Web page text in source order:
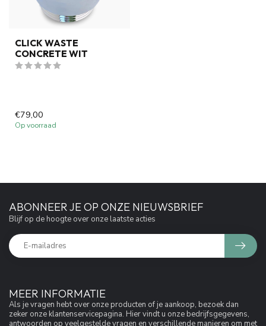
CLICK WASTE
CONCRETE WIT
€79,00
Op voorraad
MEER INFORMATIE
Als je vragen hebt over onze producten of je aankoop, bezoek dan
zeker onze klantenservicepagina. Hier vindt u onze bedrijfsgegevens,
antwoorden op veelgestelde vragen en verschillende manieren om met
ABONNEER JE OP ONZE NIEUWSBRIEF
Blijf op de hoogte over onze laatste acties